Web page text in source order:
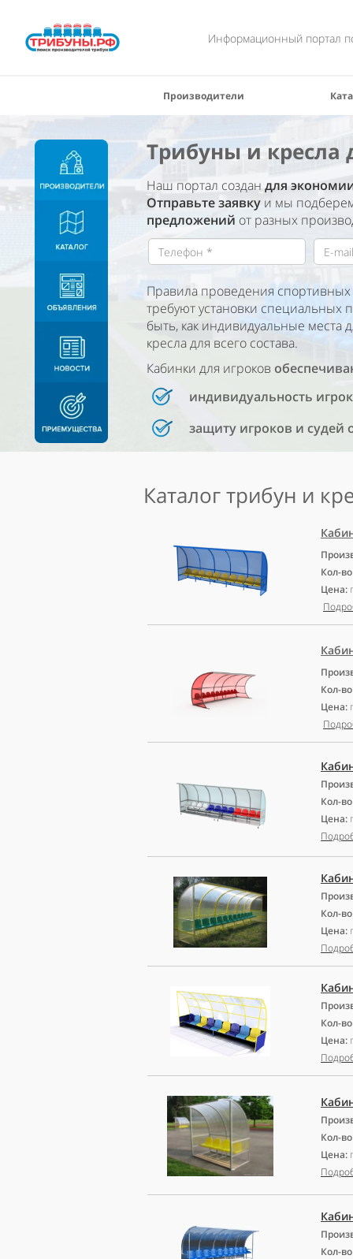
Информационный портал
Производители
Трибуны и кресла
Наш портал создан для
Отправьте заявку и мы
предложений от разных
Правила проведения
требуют установки специальных
быть, как индивидуальные места
кресла для всего состава.
Кабинки для игроков
индивидуальность
защиту игроков и судей
Каталог трибун и
Кол-
Цена:
Кол-
Цена:
Кол-
Цена:
Кол-
Цена:
Кол-
Цена:
Кол-
Цена:
Кол-